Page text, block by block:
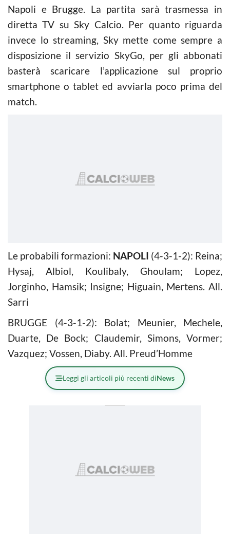
Napoli e Brugge. La partita sarà trasmessa in
diretta TV su Sky Calcio. Per quanto riguarda
invece lo streaming, Sky mette come sempre a
disposizione il servizio SkyGo, per gli abbonati
basterà scaricare l’applicazione sul proprio
smartphone o tablet ed avviarla poco prima del
match.
Le probabili formazioni: NAPOLI (4-3-1-2): Reina;
Hysaj, Albiol, Koulibaly, Ghoulam; Lopez,
Jorginho, Hamsik; Insigne; Higuain, Mertens. All.
Sarri
BRUGGE (4-3-1-2): Bolat; Meunier, Mechele,
Duarte, De Bock; Claudemir, Simons, Vormer;
Vazquez; Vossen, Diaby. All. Preud’Homme
Leggi gli articoli più recenti diNews